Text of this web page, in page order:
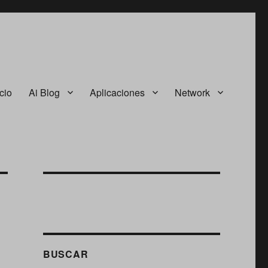
Ai Blog Aplicaciones Network
BUSCAR